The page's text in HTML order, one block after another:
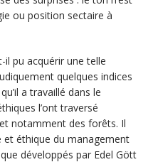
ou position sectaire à
pu acquérir une telle
quelques indices
a travaillé dans le
l’ont traversé
notamment des forêts. Il
éthique du management
développés par Edel Gött